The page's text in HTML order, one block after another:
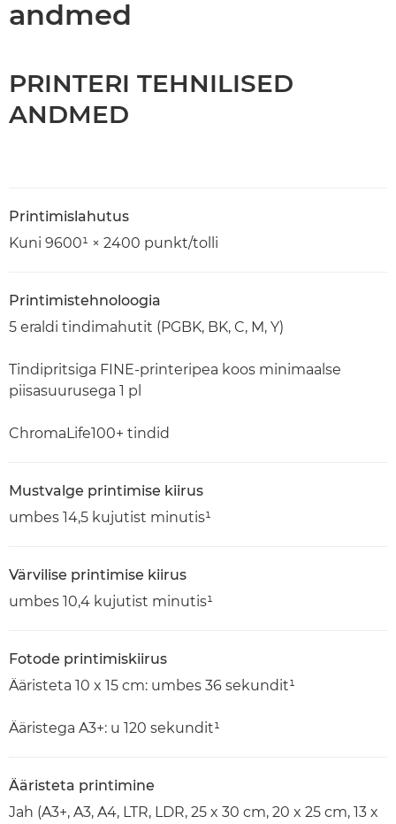
andmed
PRINTERI TEHNILISED
ANDMED
Printimislahutus
Kuni 9600¹ × 2400 punkt/tolli
Printimistehnoloogia
5 eraldi tindimahutit (PGBK, BK, C, M, Y)
Tindipritsiga FINE-printeripea koos minimaalse
piisasuurusega 1 pl
ChromaLife100+ tindid
Mustvalge printimise kiirus
umbes 14,5 kujutist minutis¹
Värvilise printimise kiirus
umbes 10,4 kujutist minutis¹
Fotode printimiskiirus
Ääristeta 10 x 15 cm: umbes 36 sekundit¹
Ääristega A3+: u 120 sekundit¹
Ääristeta printimine
Jah (A3+, A3, A4, LTR, LDR, 25 x 30 cm, 20 x 25 cm, 13 x